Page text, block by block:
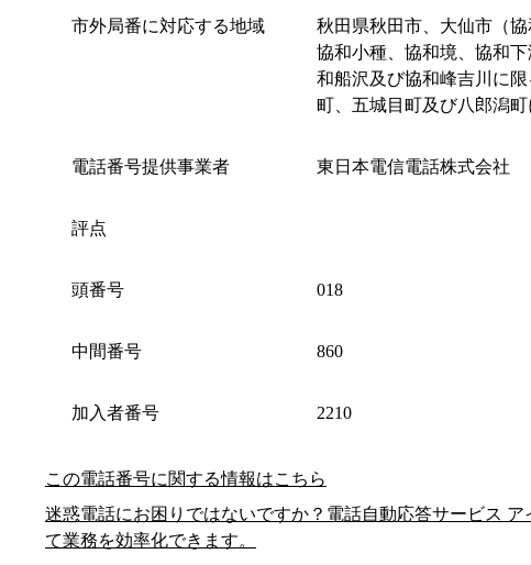
市外局番に対応する地域
秋田県秋田市、大仙市（
協和小種、協和境、協和
和船沢及び協和峰吉川に
町、五城目町及び八郎潟町
電話番号提供事業者 東日本電信電話株式会社
評点
頭番号 018
中間番号 860
加入者番号 2210
この電話番号に関する情報はこちら
迷惑電話にお困りではないですか？電話自動応答サービス
て業務を効率化できます。